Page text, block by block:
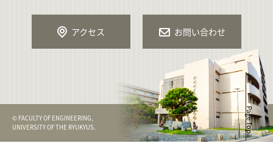
Page Top
アクセス お問い合わせ
© FACULTY OF ENGINEERING,
UNIVERSITY OF THE RYUKYUS.